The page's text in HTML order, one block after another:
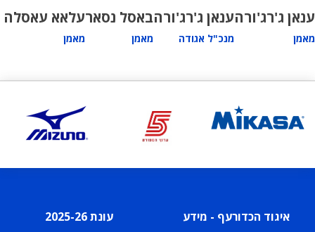
ענאן ג'רג'ורה
מאמן
ענאן ג'רג'ורה
מנכ"ל אגודה
באסל נסאר
מאמן
עלאא עאסלה
מאמן
איגוד הכדורעף - מידע עונת 2025-26